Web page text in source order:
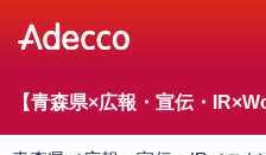
【青森県×広報・宣伝・